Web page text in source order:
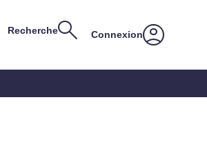
Recherche Connexion